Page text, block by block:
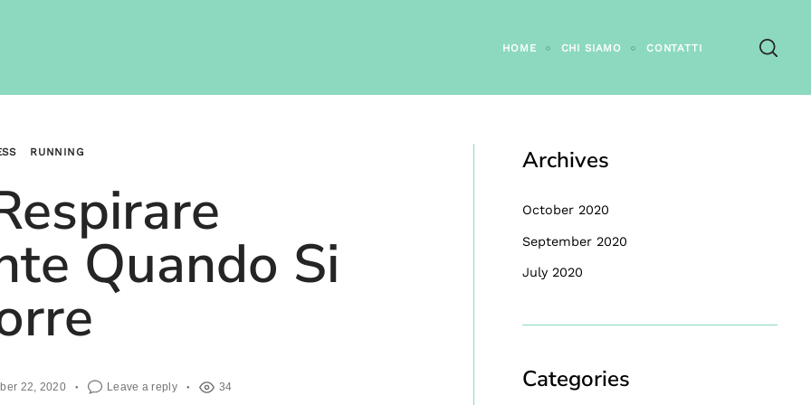
HOME CHI SIAMO CONTATTI
RUNNING
Quando Si
22, 2020 Leave a reply 34
Archives
October 2020
September 2020
July 2020
Categories